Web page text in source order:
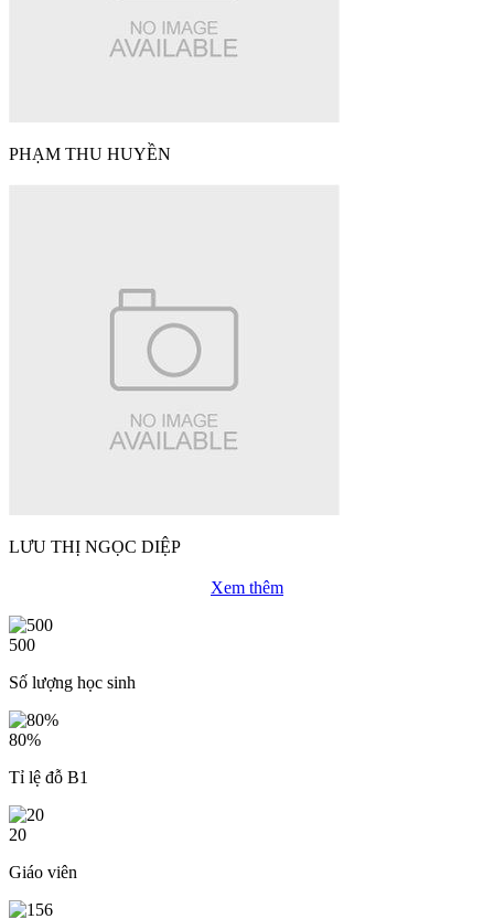
PHẠM THU HUYỀN
LƯU THỊ NGỌC DIỆP
Xem thêm
500
Số lượng học sinh
80%
Tỉ lệ đỗ B1
20
Giáo viên